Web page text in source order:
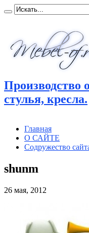
Производство
стулья, кресла.
Главная
О САЙТЕ
Содружество
shunm
26 мая, 2012